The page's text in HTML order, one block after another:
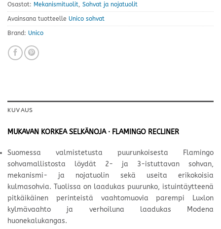
Osastot: Mekanismituolit Sohvat ja nojatuolit
Avainsana tuotteelle Unico sohvat
Brand: Unico
KUVAUS
MUKAVAN KORKEA SELKÄNOJA · FLAMINGO RECLINER
Suomessa valmistetusta puurunkoisesta Flamingo
sohvamallistosta löydät 2- ja 3-istuttavan sohvan,
mekanismi- ja nojatuolin sekä useita erikokoisia
kulmasohvia. Tuolissa on laadukas puurunko, istuintäytteenä
pitkäikäinen perinteistä vaahtomuovia parempi Luxlon
kylmävaahto ja verhoiluna laadukas Modena
huonekalukangas.